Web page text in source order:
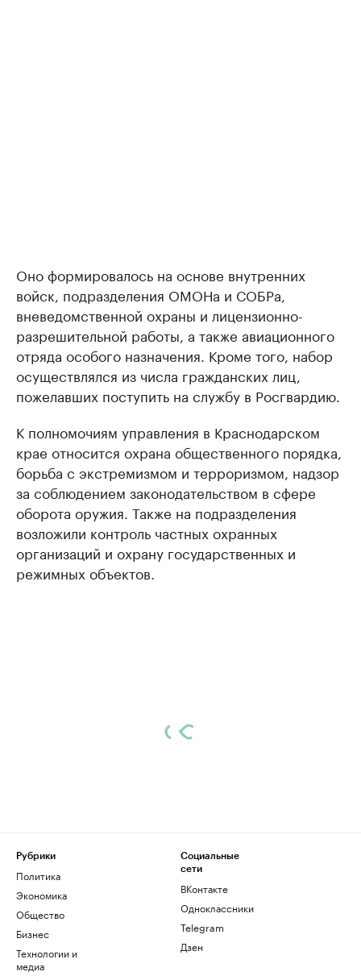
Оно формировалось на основе внутренних
войск, подразделения ОМОНа и СОБРа,
вневедомственной охраны и лицензионно-
разрешительной работы, а также авиационного
отряда особого назначения. Кроме того, набор
осуществлялся из числа гражданских лиц,
пожелавших поступить на службу в Росгвардию.
К полномочиям управления в Краснодарском
крае относится охрана общественного порядка,
борьба с экстремизмом и терроризмом, надзор
за соблюдением законодательством в сфере
оборота оружия. Также на подразделения
возложили контроль частных охранных
организаций и охрану государственных и
режимных объектов.
Рубрики
Политика
Экономика
Общество
Бизнес
Технологии и
медиа
Социальные
сети
ВКонтакте
Одноклассники
Telegram
Дзен